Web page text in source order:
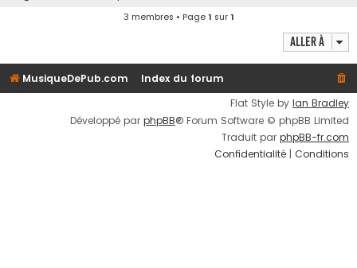
3 membres • Page1 sur1
Aller à
MusiqueDePub.com
Index du forum
Flat Style by Ian Bradley
Développé par phpBB® Forum Software © phpBB Limited
Traduit par phpBB-fr.com
Confidentialité | Conditions